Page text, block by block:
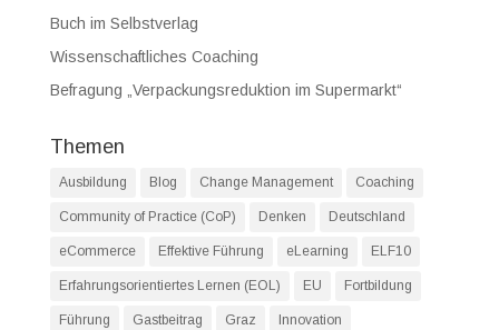
Buch im Selbstverlag
Wissenschaftliches Coaching
Befragung „Verpackungsreduktion im Supermarkt“
Themen
Ausbildung Blog Change Management Coaching
Community of Practice (CoP) Denken Deutschland
eCommerce Effektive Führung eLearning ELF10
Erfahrungsorientiertes Lernen (EOL) EU Fortbildung
Führung Gastbeitrag Graz Innovation